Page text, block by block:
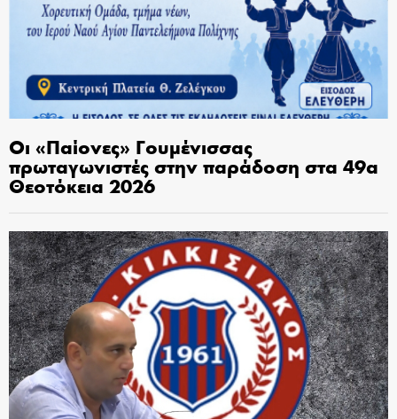
Οι «Παίονες» Γουμένισσας
πρωταγωνιστές στην παράδοση στα 49α
Θεοτόκεια 2026